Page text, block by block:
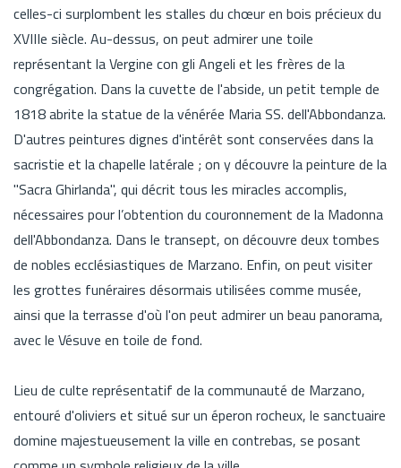
celles-ci surplombent les stalles du chœur en bois précieux du
XVIIIe siècle. Au-dessus, on peut admirer une toile
représentant la Vergine con gli Angeli et les frères de la
congrégation. Dans la cuvette de l'abside, un petit temple de
1818 abrite la statue de la vénérée Maria SS. dell'Abbondanza.
D'autres peintures dignes d'intérêt sont conservées dans la
sacristie et la chapelle latérale ; on y découvre la peinture de la
"Sacra Ghirlanda", qui décrit tous les miracles accomplis,
nécessaires pour l’obtention du couronnement de la Madonna
dell'Abbondanza. Dans le transept, on découvre deux tombes
de nobles ecclésiastiques de Marzano. Enfin, on peut visiter
les grottes funéraires désormais utilisées comme musée,
ainsi que la terrasse d'où l'on peut admirer un beau panorama,
avec le Vésuve en toile de fond.
Lieu de culte représentatif de la communauté de Marzano,
entouré d'oliviers et situé sur un éperon rocheux, le sanctuaire
domine majestueusement la ville en contrebas, se posant